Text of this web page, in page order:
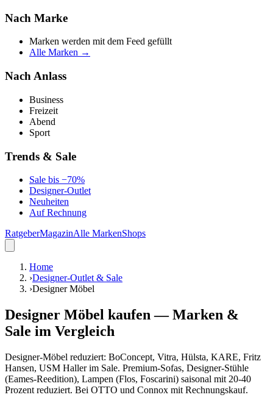
Nach Marke
Marken werden mit dem Feed gefüllt
Alle Marken →
Nach Anlass
Business
Freizeit
Abend
Sport
Trends & Sale
Sale bis −70%
Designer-Outlet
Neuheiten
Auf Rechnung
RatgeberMagazinAlle MarkenShops
Home
›Designer-Outlet & Sale
›Designer Möbel
Designer Möbel kaufen —Marken &
Sale im Vergleich
Designer-Möbel reduziert: BoConcept, Vitra, Hülsta, KARE, Fritz
Hansen, USM Haller im Sale. Premium-Sofas, Designer-Stühle
(Eames-Reedition), Lampen (Flos, Foscarini) saisonal mit 20-40
Prozent reduziert. Bei OTTO und Connox mit Rechnungskauf.